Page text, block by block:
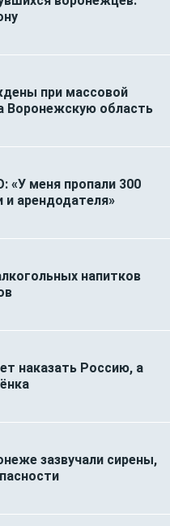
при массовой
Воронежскую область
«У меня пропали 300
и арендодателя»
напитков
наказать Россию, а
зазвучали сирены,